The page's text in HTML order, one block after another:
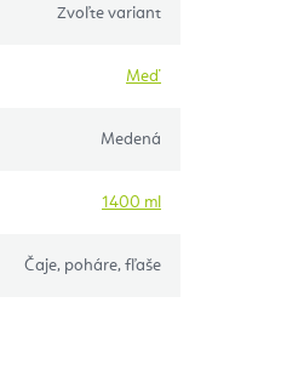
Zvoľte variant
Meď
Medená
1400 ml
Čaje, poháre, fľaše